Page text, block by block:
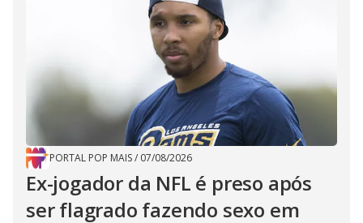
PORTAL POP MAIS/ 07/08/2026
Ex-jogador da NFL é preso após
ser flagrado fazendo sexo em